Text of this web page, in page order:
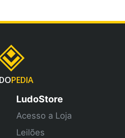
PEDIA
LudoStore
Acesso a Loja
Leilões